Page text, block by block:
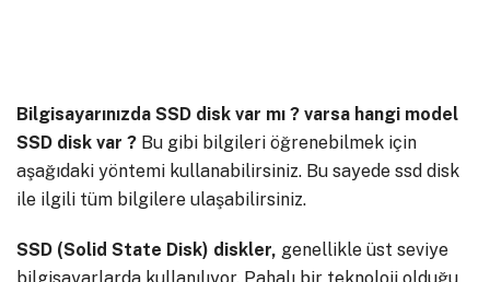
Bilgisayarınızda SSD disk var mı ? varsa hangi model
SSD disk var ? Bu gibi bilgileri öğrenebilmek için
aşağıdaki yöntemi kullanabilirsiniz. Bu sayede ssd disk
ile ilgili tüm bilgilere ulaşabilirsiniz.
SSD (Solid State Disk) diskler, genellikle üst seviye
bilgisayarlarda kullanılıyor. Pahalı bir teknoloji olduğu